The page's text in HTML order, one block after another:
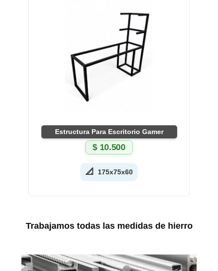
Estructura Para Escritorio Gamer
$10.500
📐 175x75x60
Trabajamos todas las medidas de hierro